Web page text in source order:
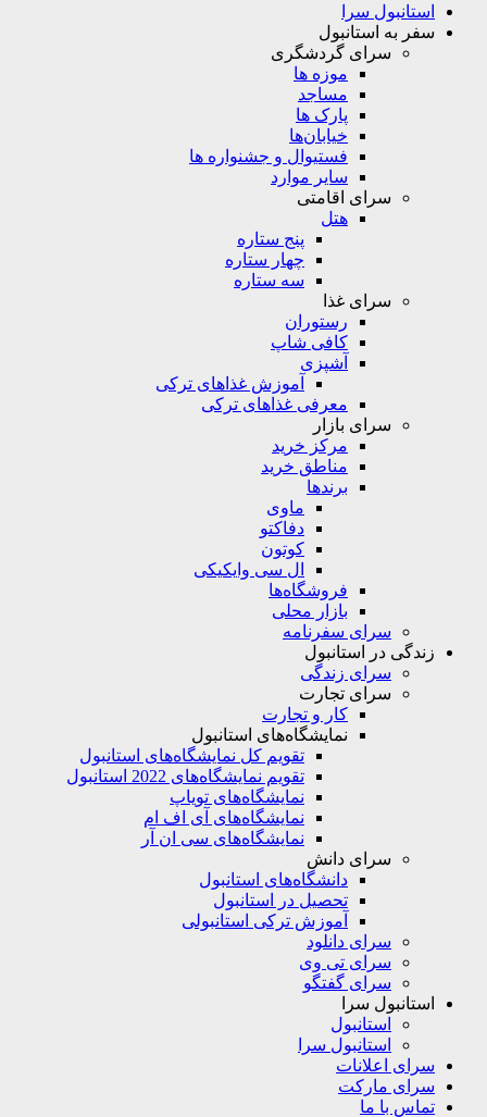
استانبول سرا
سفر به استانبول
سرای گردشگری
موزه ها
مساجد
پارک ها
خیابان‌ها
فستیوال و جشنواره ها
سایر موارد
سرای اقامتی
هتل
پنج ستاره
چهار ستاره
سه ستاره
سرای غذا
رستوران
کافی شاپ
آشپزی
آموزش غذاهای ترکی
معرفی غذاهای ترکی
سرای بازار
مرکز خرید
مناطق خرید
برندها
ماوی
دفاکتو
کوتون
ال سی وایکیکی
فروشگاه‌ها
بازار محلی
سرای سفرنامه
زندگی در استانبول
سرای زندگی
سرای تجارت
کار و تجارت
نمایشگاه‌های استانبول
تقویم کل نمایشگاه‌های استانبول
تقویم نمایشگاه‌های 2022 استانبول
نمایشگاه‌های تویاپ
نمایشگاه‌های آی اف ام
نمایشگاه‌های سی ان آر
سرای دانش
دانشگاه‌های استانبول
تحصیل در استانبول
آموزش ترکی استانبولی
سرای دانلود
سرای تی وی
سرای گفتگو
استانبول سرا
استانبول
استانبول سرا
سرای اعلانات
سرای مارکت
تماس با ما